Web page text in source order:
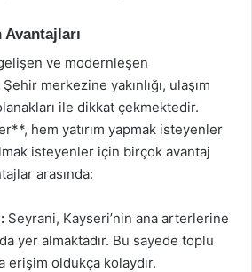
ve modernleşen
merkezine yakınlığı, ulaşım
ile dikkat çekmektedir.
hem yatırım yapmak isteyenler
isteyenler için birçok avantaj
arasında:
Seyrani, Kayseri’nin ana arterlerine
yer almaktadır. Bu sayede toplu
erişim oldukça kolaydır.